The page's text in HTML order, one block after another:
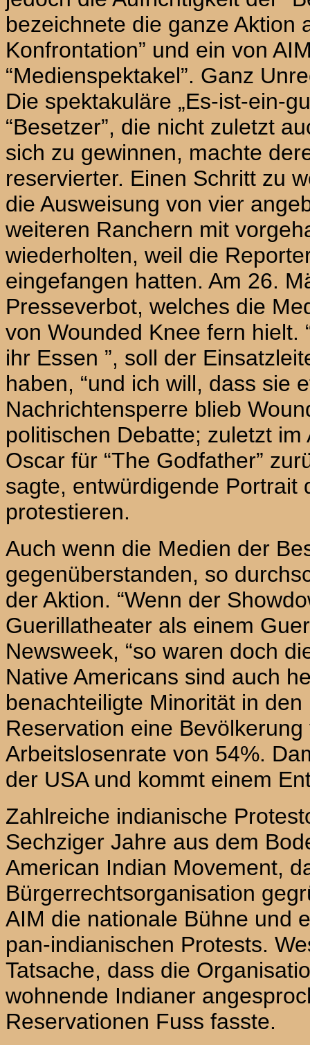
bezeichnete die ganze Aktion
Konfrontation” und ein von
“Medienspektakel”. Ganz
Die spektakuläre „Es-ist-ein-
“Besetzer”, die nicht zuletzt
sich zu gewinnen, machte
reservierter. Einen Schritt zu
die Ausweisung von vier
weiteren Ranchern mit
wiederholten, weil die
eingefangen hatten. Am 26.
Presseverbot, welches die
von Wounded Knee fern hielt.
ihr Essen ”, soll der
haben, “und ich will, dass sie
Nachrichtensperre blieb
politischen Debatte; zuletzt
Oscar für “The Godfather”
sagte, entwürdigende
protestieren.
Auch wenn die Medien der
gegenüberstanden, so
der Aktion. “Wenn der
Guerillatheater als einem
Newsweek, “so waren doch
Native Americans sind auch
bеnachteiligte Minorität in den
Reservation eine
Arbeitslosenrate von 54%.
der USA und kommt einem
Zahlreiche indianische
Sechziger Jahre aus dem
American Indian Movement,
Bürgerrechtsorganisation
AIM die nationale Bühne und
pan-indianischen Protests.
Tatsache, dass die
wohnende Indianer
Reservationen Fuss fasste.